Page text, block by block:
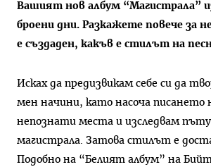
Вашият нов албум “Магистрала”
броени дни. Разкажете повече за
е създаден, какъв е стилът на
Исках да предизвикам себе си да
мен начини, като насоча писането
непознати места и изследвам
магистрала. Затова стилът е доста
Подобно на “Белият албум” на